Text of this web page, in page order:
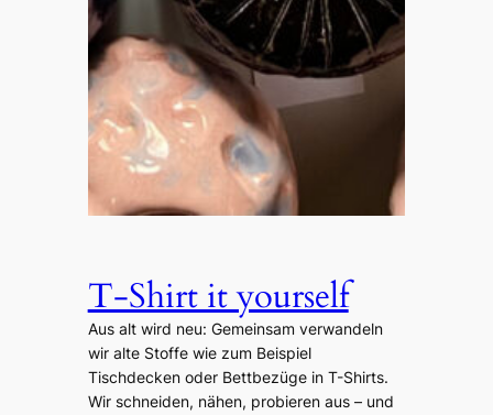
T-Shirt it yourself
Aus alt wird neu: Gemeinsam verwandeln
wir alte Stoffe wie zum Beispiel
Tischdecken oder Bettbezüge in T-Shirts.
Wir schneiden, nähen, probieren aus – und